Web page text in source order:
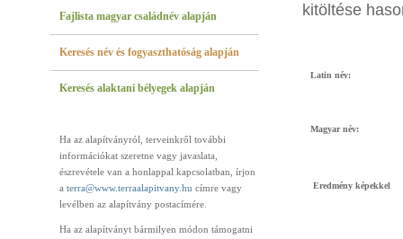
Fajlista magyar családnév alapján
Keresés név és fogyaszthatóság alapján
Keresés alaktani bélyegek alapján
Ha az alapítványról, terveinkről további
információkat szeretne vagy javaslata,
észrevétele van a honlappal kapcsolatban, írjon
a terra@www.terraalapitvany.hu címre vagy
levélben az alapítvány postacímére.
Ha az alapítványt bármilyen módon támogatni
kitöltése
Latin név:
Magyar név:
Eredmény képekkel